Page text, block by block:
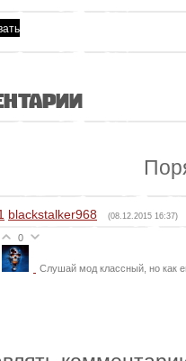
blackstalker968 (08.12.2015 16:37)
0
Слушай мод классный, но как